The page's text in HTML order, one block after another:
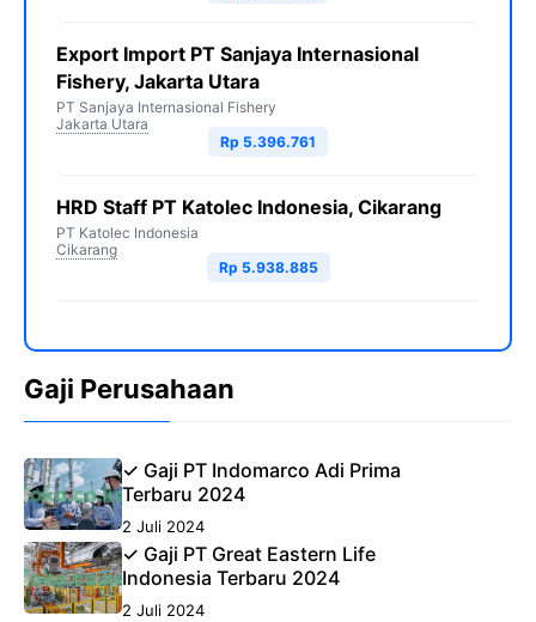
Export Import PT Sanjaya Internasional
Fishery, Jakarta Utara
PT Sanjaya Internasional Fishery
Jakarta Utara
Rp 5.396.761
HRD Staff PT Katolec Indonesia, Cikarang
PT Katolec Indonesia
Cikarang
Rp 5.938.885
Gaji Perusahaan
✓ Gaji PT Indomarco Adi Prima
Terbaru 2024
2 Juli 2024
✓ Gaji PT Great Eastern Life
Indonesia Terbaru 2024
2 Juli 2024